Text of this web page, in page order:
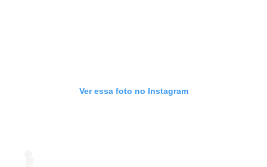
Ver essa foto no Instagram